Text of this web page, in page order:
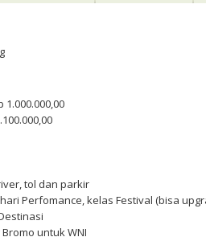
1.000.000,00
tol dan parkir
Perfomance, kelas Festival (bisa
untuk WNI